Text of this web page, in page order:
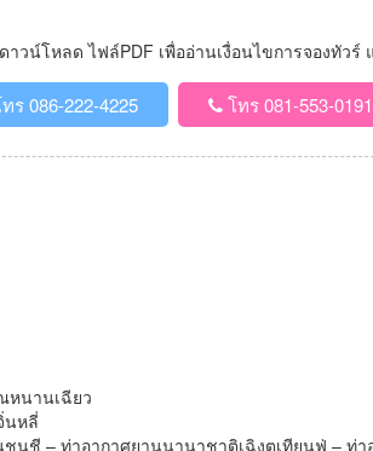
วน์โหลด ไฟล์PDF เพื่ออ่านเงื่อนไขการจองทัวร์
ร 086-222-4225 โทร 081-553-0191
หนานเฉียว
นหลี่
นชี – ท่าอากาศยานนานาชาติเฉิงตูเทียนฟู่ – ท่